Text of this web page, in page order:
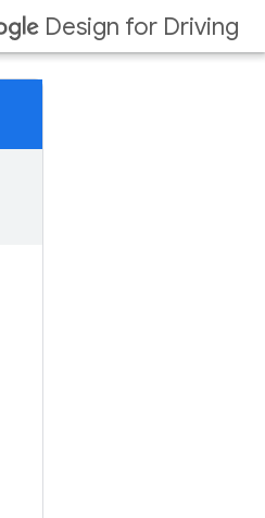
Design for Driving